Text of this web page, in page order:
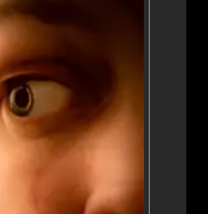
ركن الخيال